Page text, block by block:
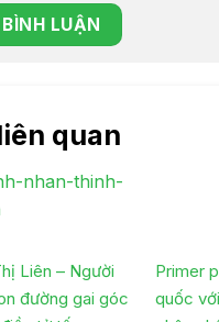
quan
Liên – Người
đường gai góc
Primer
quốc